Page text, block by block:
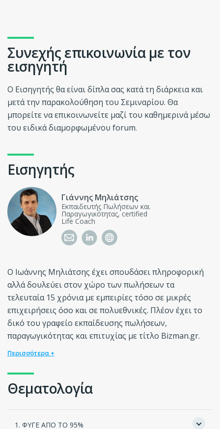
Συνεχής επικοινωνία με τον
εισηγητή
Ο Εισηγητής θα είναι δίπλα σας κατά τη διάρκεια και
μετά την παρακολούθηση του Σεμιναρίου. Θα
μπορείτε να επικοινωνείτε μαζί του καθημερινά μέσω
του ειδικά διαμορφωμένου forum.
Εισηγητής
Γιάννης Μηλιάτσης
Εκπαιδευτής Πωλήσεων και
Παραγωγικότητας, certified
Life Coach
Ο Ιωάννης Μηλιάτσης έχει σπουδάσει πληροφορική
αλλά δουλεύει στον χώρο των πωλήσεων τα
τελευταία 15 χρόνια με εμπειρίες τόσο σε μικρές
επιχειρήσεις όσο και σε πολυεθνικές. Πλέον έχει το
δικό του γραφείο εκπαίδευσης πωλήσεων,
παραγωγικότητας και επιτυχίας με τίτλο Bizman.gr.
Περισσότερα +
Θεματολογία
1. ΦΥΓΕ ΑΠΟ ΤΟ 95%